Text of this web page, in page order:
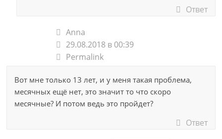
Ответ
Anna
29.08.2018 в 00:39
Permalink
Вот мне только 13 лет, и у меня такая проблема,
месячных ещё нет, это значит то что скоро
месячные? И потом ведь это пройдет?
Ответ